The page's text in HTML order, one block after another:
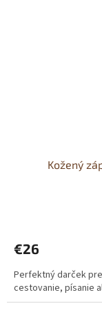
Kožený
je
z
5
hviezdičiek.
€26
Perfektný darček
cestovanie, písanie